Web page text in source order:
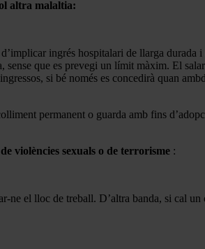
altra malaltia:
ingrés hospitalari de llarga durada i
que es prevegi un límit màxim. El
si bé només es concedirà quan
permanent o guarda amb fins
violències sexuals o de terrorisme :
ne el lloc de treball. D’altra banda, si cal un